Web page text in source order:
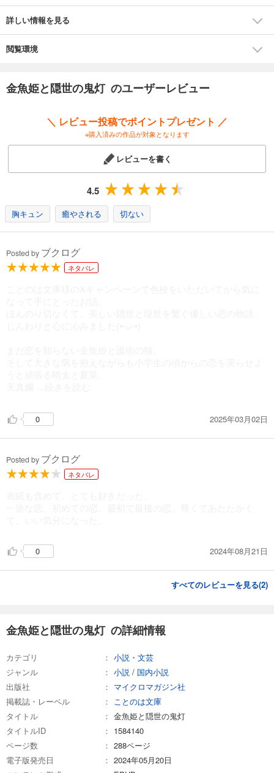
ある日、翠は迷い込んだ人間の亡者と出会い、
ったことから、
〈隠世〉も巻き込む騒動へと発展する――。
恋の物語がぎゅっと詰まった、大人のための恋愛奇譚！
詳しい情報を見る
閲覧環境
金魚姫と隠世の鬼灯 のユーザーレビュー
＼ レビュー投稿でポイントプレゼント ／
※購入済みの作品が対象となります
レビューを書く
4.5
胸キュン 癒やされる 切ない
Posted by ブクログ
ネタバレ
0 2025年03月02日
Posted by ブクログ
ネタバレ
0 2024年08月21日
すべてのレビューを見る(2)
金魚姫と隠世の鬼灯 の詳細情報
カテゴリ
小説・文芸
ジャンル
小説 / 国内小説
出版社
マイクロマガジン社
掲載誌・レーベル
ことのは文庫
タイトル
金魚姫と隠世の鬼灯
タイトルID
1584140
ページ数
288ページ
電子版発売日
2024年05月20日